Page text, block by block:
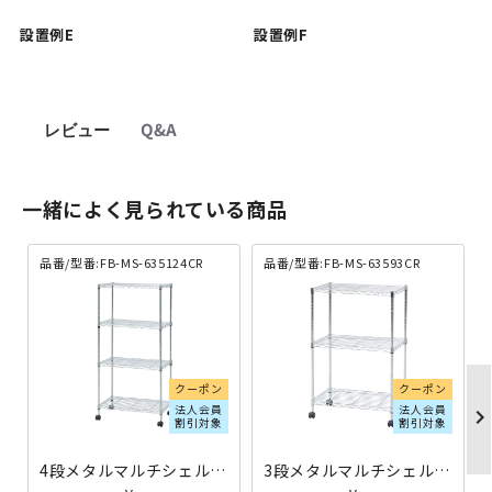
設置例E 設置例F
レビュー Q&A
一緒によく見られている商品
品番/型番:FB-MS-635124CR
クーポン
法人会員
割引対象
4段メタルマルチシェルフ W600×D350×H1225 FB-MS-635124CR | 091786
品番/型番:FB-MS-63593CR
クーポン
法人会員
割引対象
3段メタルマルチシェルフ W600×D350×H920 FB-MS-63593CR | 091785
chevron_right